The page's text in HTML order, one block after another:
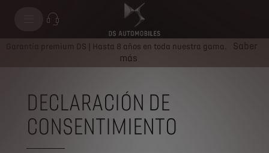
Garantía premium DS | Hasta 8 años en toda nuestra gama.
Saber
más
DECLARACIÓN DE
CONSENTIMIENTO